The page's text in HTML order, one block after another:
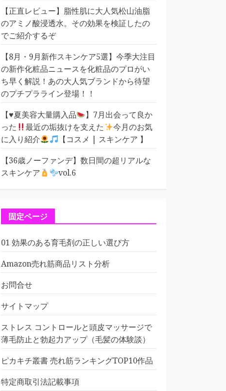
【正直レビュー】脂性肌に大人気松山油脂
のアミノ酸浸透水。その効果を検証したの
でご紹介するぞ
【8月・9月新作スキンケア5選】今季大注目
の新作化粧品ニュースを化粧品のプロがい
ち早く解説！あの大人気ブランドから待望
のプチプラライン登場！！
【♥️夏美容大量購入品
】7月出会って良か
った
最近の垢抜けを支えた
今月のお気
に入り紹介
【コスメ | スキンケア 】
【36歳ノーファンデ】数日間の超リアルな
スキンケア
vol.6
固定ページ
01 効果のある育毛剤の正しい選び方
Amazon売れ筋商品リスト分析
お問合せ
サイトマップ
ストレス コントロールと頭皮マッサージで
薄毛防止と勃起力アップ（毛髪の体験談）
ピカキチ叢書 売れ筋ランキングTOP10作品
特定商取引法記載事項